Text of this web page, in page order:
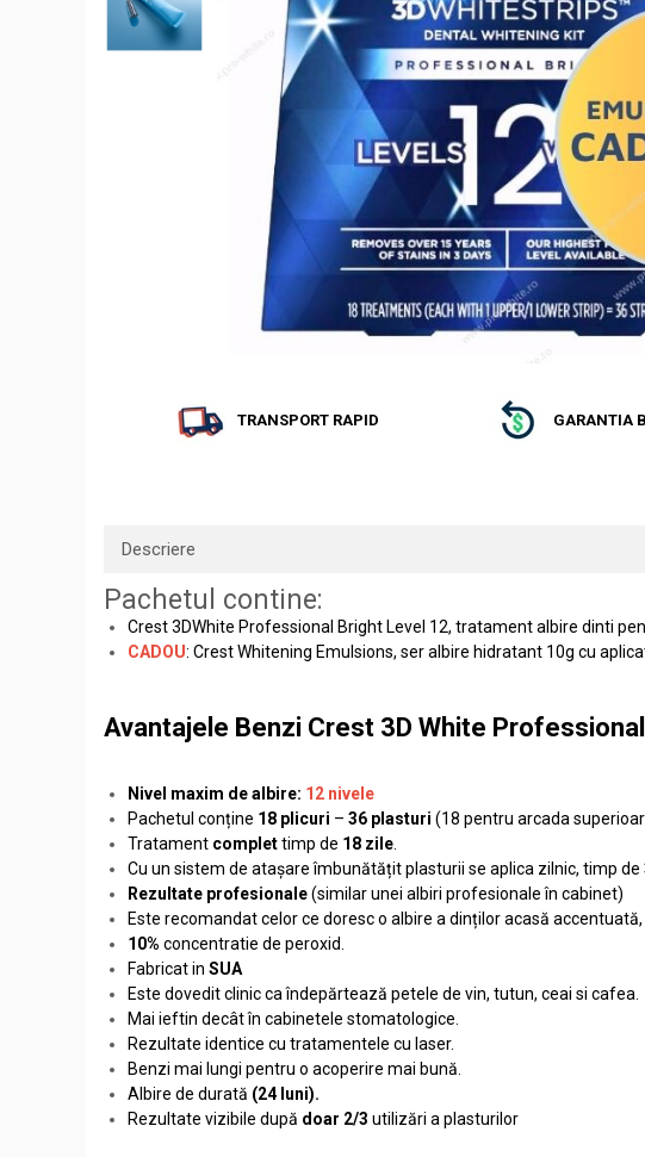
TRANSPORT RAPID GARANTIA
Descriere
Pachetul contine:
Crest 3DWhite Professional Bright Level 12, tratament albire dinti
CADOU: Crest Whitening Emulsions, ser albire hidratant 10g cu
Avantajele Benzi Crest 3D White
Nivel maxim de albire: 12 nivele
Pachetul conține 18 plicuri – 36 plasturi (18 pentru arcada
Tratament complettimp de 18 zile.
Cu un sistem de atașare îmbunătățit plasturii se aplica zilnic, timp de
Rezultate profesionale(similar unei albiri profesionale în cabinet)
Este recomandat celor ce doresc o albire a dinților acasă
10% concentratie de peroxid.
Fabricat in SUA
Este dovedit clinic ca îndepărtează petele de vin, tutun, ceai si cafea.
Mai ieftin decât în cabinetele stomatologice.
Rezultate identice cu tratamentele cu laser.
Benzi mai lungi pentru o acoperire mai bună.
Albire de durată (24 luni).
Rezultate vizibile după doar 2/3 utilizări a plasturilor